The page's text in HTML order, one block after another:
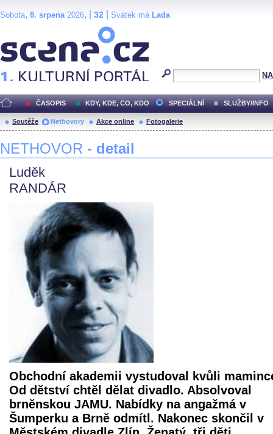
Sobota, 8. srpena2026, | 32 Svátek má Lada
ČASOPIS KDY, KDE, CO, KDO SPECIÁLNÍ SLUŽBY/INFO
Soutěže Nethovory Akce online Fotogalerie
NETHOVOR - detail
Luděk
RANDÁR
Obchodní akademii vystudoval kvůli
Od dětství chtěl dělat divadlo. Absolvoval
brněnskou JAMU. Nabídky na angažmá v
Šumperku a Brně odmítl. Nakonec skončil v